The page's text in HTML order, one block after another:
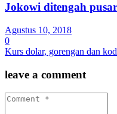
Jokowi ditengah
Agustus 10, 2018
0
Kurs dolar, gorengan dan
leave a comment